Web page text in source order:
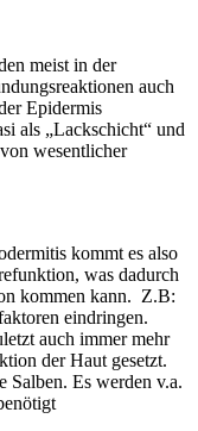
meist in der
auch
Epidermis
als „Lackschicht“ und
wesentlicher
kommt es also
was dadurch
kommen kann. Z.B:
eindringen.
auch immer mehr
der Haut gesetzt.
Salben. Es werden v.a.